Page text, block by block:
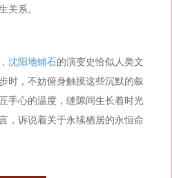
关系。
沈阳地铺石的演变史恰似人类文
时，不妨俯身触摸这些沉默的叙
心的温度，缝隙间生长着时光
，诉说着关于永续栖居的永恒命